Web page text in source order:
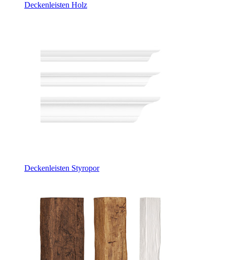
Deckenleisten Holz
Deckenleisten Styropor